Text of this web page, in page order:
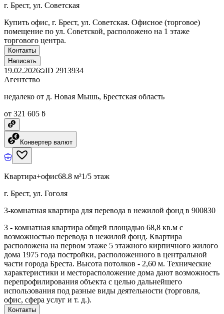
г. Брест, ул. Советская
Купить офис, г. Брест, ул. Советская. Офисное (торговое)
помещение по ул. Советской, расположено на 1 этаже
торгового центра.
Контакты
Написать
19.02.2026 ID 2913934
Агентство
недалеко от д. Новая Мышь, Брестская область
от 321 605 ƃ
Конвертер валют
Квартира+офис68.8 м²1/5 этаж
г. Брест, ул. Гоголя
3-комнатная квартира для перевода в нежилой фонд в 900830
3 - комнатная квартира общей площадью 68,8 кв.м с
возможностью перевода в нежилой фонд. Квартира
расположена на первом этаже 5 этажного кирпичного жилого
дома 1975 года постройки, расположенного в центральной
части города Бреста. Высота потолков - 2,60 м. Технические
характеристики и месторасположение дома дают возможность
перепрофилирования объекта с целью дальнейшего
использования под разные виды деятельности (торговля,
офис, сфера услуг и т. д.).
Контакты